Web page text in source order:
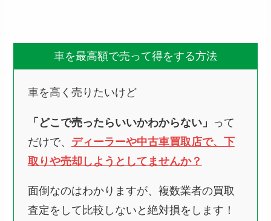
車を最高額で売って得をする方法
車を高く売りたいけど
「どこで売ったらいいかわからない」 って
だけで、 ディーラーや中古車買取店で、下
取りや売却しようとしてませんか？
面倒なのはわかりますが、複数業者の買取
査定をして比較しないと絶対損をします！